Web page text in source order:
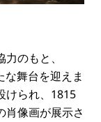
のもと、
舞台を迎えま
けられ、1815
肖像画が展示さ